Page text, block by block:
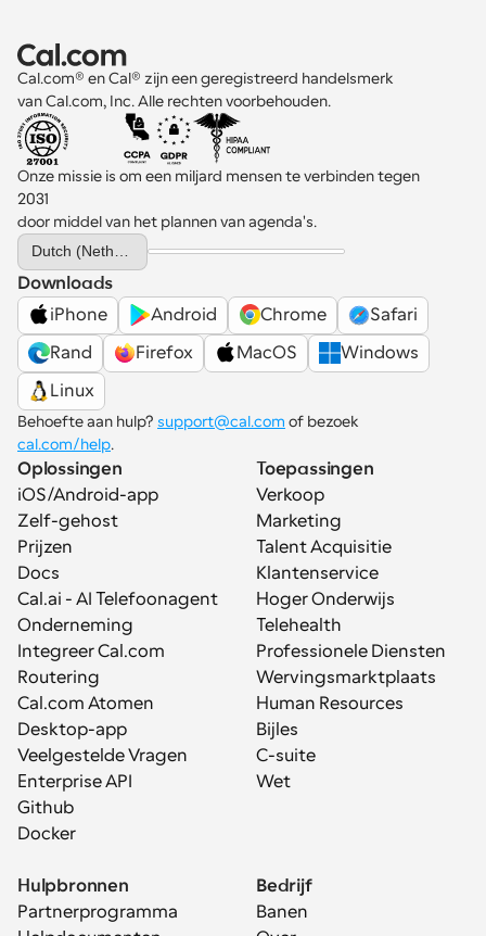
Cal.com® en Cal® zijn een geregistreerd handelsmerk
van Cal.com, Inc. Alle rechten voorbehouden.
Onze missie is om een miljard mensen te verbinden tegen
2031
door middel van het plannen van agenda's.
Select Language
Dutch (Netherlands)
Downloads
iPhone
Android Chrome
Safari
Rand
Firefox MacOS
Windows
Linux
Behoefte aan hulp? support@cal.com
cal.com/help.
Oplossingen
iOS/Android-app
Zelf-gehost
Prijzen
Docs
Cal.ai - AI Telefoonagent
Onderneming
Integreer Cal.com
Routering
Cal.com Atomen
Desktop-app
Veelgestelde Vragen
Enterprise API
Github
Docker
Toepassingen
Verkoop
Marketing
Talent Acquisitie
Klantenservice
Hoger Onderwijs
Telehealth
Professionele Diensten
Wervingsmarktplaats
Human Resources
Bijles
C-suite
Wet
Hulpbronnen
Partnerprogramma
Bedrijf
Banen